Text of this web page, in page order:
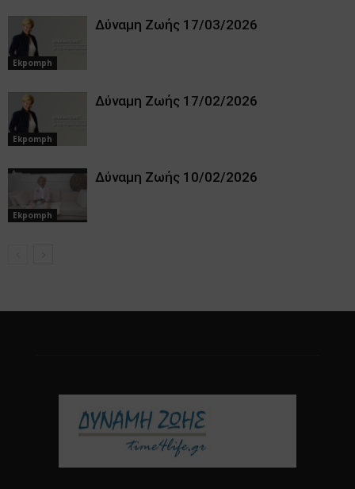
Ekpomph
Δύναμη Ζωής 17/03/2026
Ekpomph
Δύναμη Ζωής 17/02/2026
Ekpomph
Δύναμη Ζωής 10/02/2026